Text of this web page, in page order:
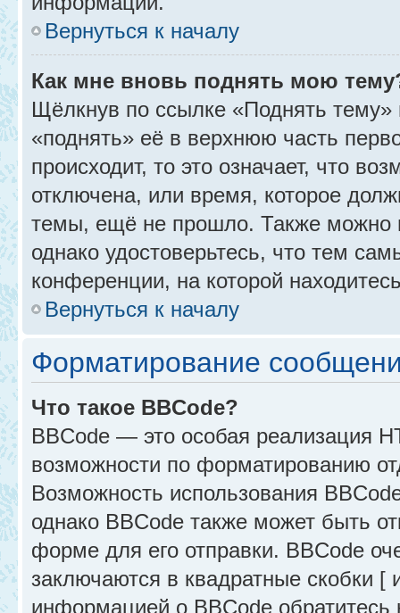
Вернуться к началу
Как мне вновь поднять мою
Щёлкнув по ссылке «Поднять
«поднять» её в верхнюю часть
происходит, то это означает, что
отключена, или время, которое
темы, ещё не прошло. Также можно
однако удостоверьтесь, что тем
конференции, на которой
Вернуться к началу
Форматирование
Что такое BBCode?
BBCode — это особая реализация
возможности по форматированию
Возможность использования
однако BBCode также может быть
форме для его отправки. BBCode
заключаются в квадратные скобки
информацией о BBCode обратитесь